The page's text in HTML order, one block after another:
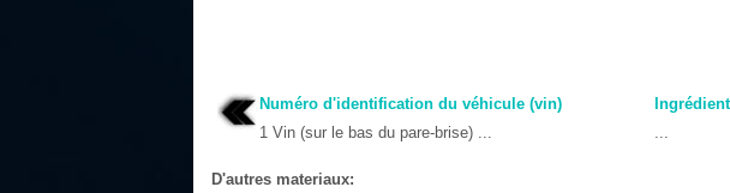
Numéro d'identification du véhicule (vin)
1 Vin (sur le bas du pare-brise) ...
...
D'autres materiaux: